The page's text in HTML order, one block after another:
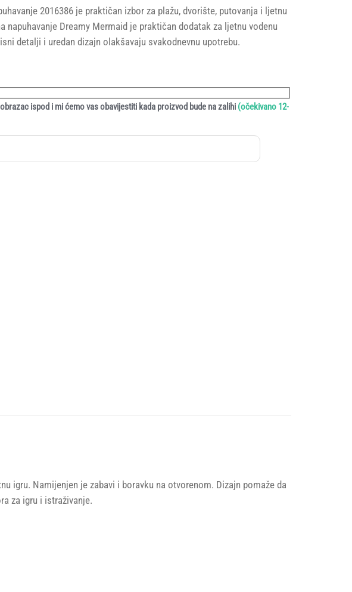
is:
33,52 KM.
2016386 je praktičan izbor za plažu, dvorište, putovanja i ljetnu
napuhavanje Dreamy Mermaid je praktičan dodatak za ljetnu vodenu
detalji i uredan dizajn olakšavaju svakodnevnu upotrebu.
ispod i mi ćemo vas obavijestiti kada proizvod bude na zalihi (očekivano 12-
igru. Namijenjen je zabavi i boravku na otvorenom. Dizajn pomaže da
za igru i istraživanje.